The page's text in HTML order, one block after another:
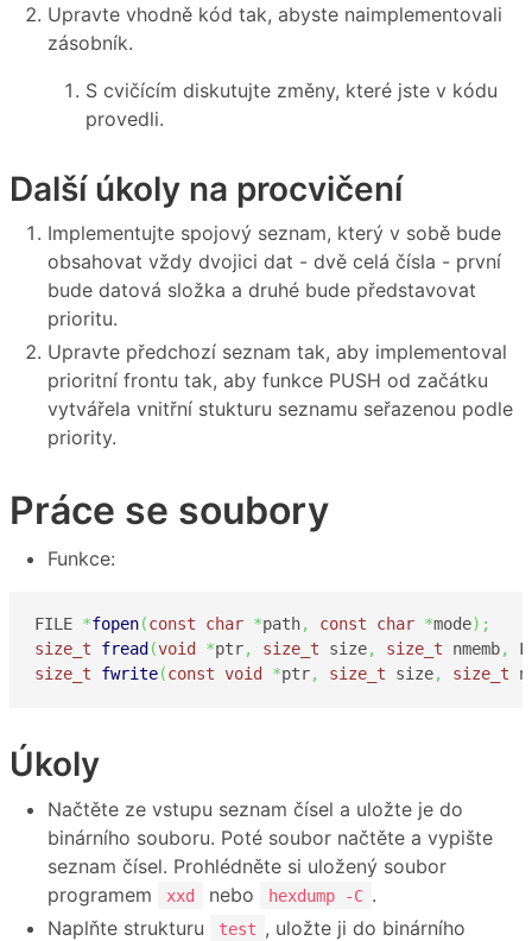
Upravte vhodně kód tak, abyste naimplementovali
zásobník.
S cvičícím diskutujte změny, které jste v kódu
provedli.
Další úkoly na procvičení
Implementujte spojový seznam, který v sobě bude
obsahovat vždy dvojici dat - dvě celá čísla - první
bude datová složka a druhé bude představovat
prioritu.
Upravte předchozí seznam tak, aby implementoval
prioritní frontu tak, aby funkce PUSH od začátku
vytvářela vnitřní stukturu seznamu seřazenou podle
priority.
Práce se soubory
Funkce:
FILE *fopen(const char *path, const char *mode) ;
size_t
fread (void *ptr, size_t size, size_t nmemb,
size_t
fwrite(const void *ptr, size_t size, size_t
Úkoly
Načtěte ze vstupu seznam čísel a uložte je do
binárního souboru. Poté soubor načtěte a vypište
seznam čísel. Prohlédněte si uložený soubor
programem
xxd nebo hexdump -C .
Naplňte strukturu
test , uložte ji do binárního